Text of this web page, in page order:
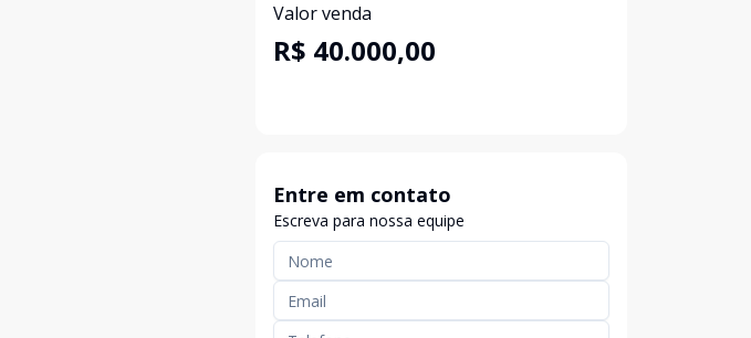
Valor venda
R$ 40.000,00
Entre em contato
Escreva para nossa equipe